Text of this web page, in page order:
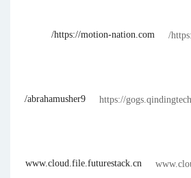
https://motion-nation.com/
abrahamusher9
www.cloud.file.futurestack.cn